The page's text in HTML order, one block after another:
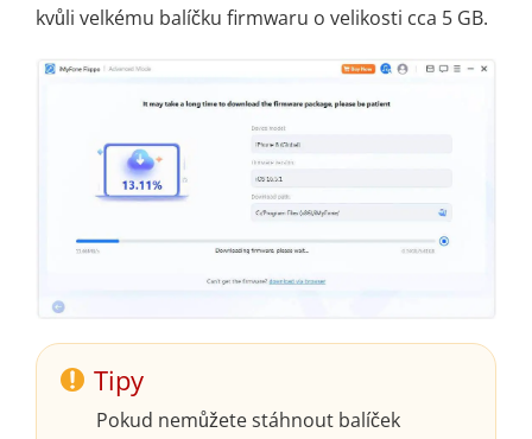
kvůli velkému balíčku firmwaru o velikosti cca 5 GB.
Tipy
Pokud nemůžete stáhnout balíček